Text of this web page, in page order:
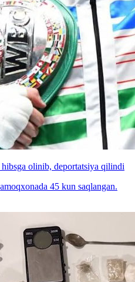
olinib, deportatsiya qilindi
45 kun saqlangan.